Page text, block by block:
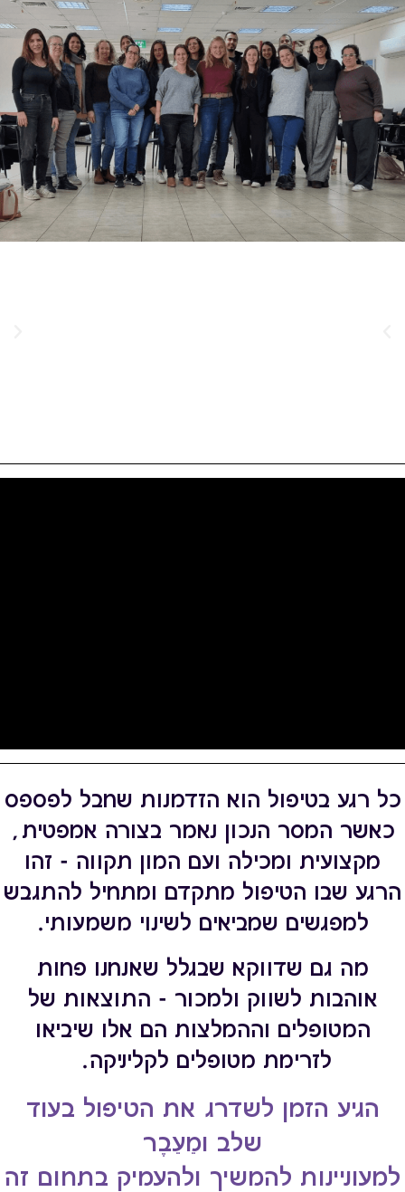
כל רגע בטיפול הוא הזדמנות שחבל לפספס
כאשר המסר הנכון נאמר בצורה אמפטית,
מקצועית ומכילה ועם המון תקווה - זהו
הרגע שבו הטיפול מתקדם ומתחיל להתגבש
למפגשים שמביאים לשינוי משמעותי.
מה גם שדווקא שבגלל שאנחנו פחות
אוהבות לשווק ולמכור - התוצאות של
המטופלים וההמלצות הם אלו שיביאו
לזרימת מטופלים לקליניקה.
הגיע הזמן לשדרג את הטיפול בעוד
שלב ומֵעֵבֶר
למעוניינות להמשיך ולהעמיק בתחום זה